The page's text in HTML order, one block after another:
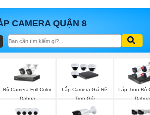
CAMERA QUẬN 8
Bộ Camera Full Color
Dahua
Lắp Camera Giá Rẻ
Trọn Gói
Lắp Trọn Bộ
Dahua